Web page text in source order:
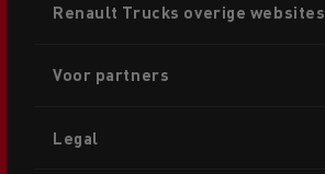
menu
Renault Trucks overige websites
Voor partners
Legal